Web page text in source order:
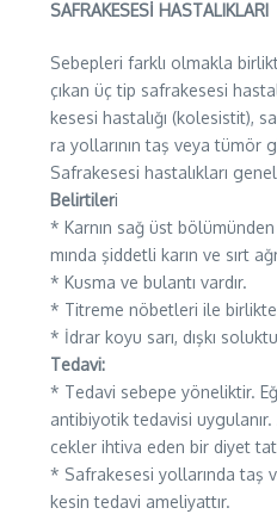
SAFRAKESESİ HASTALIKLARI
Sebepleri farklı olmakla
çıkan üç tip safrakesesi
kesesi hastalığı (kolesistit),
ra yollarının taş veya tümör
Safrakesesi hastalıkları
Belirtileri
* Karnın sağ üst
mında şiddetli karın ve sırt
* Kusma ve bulantı vardır.
* Titreme nöbetleri ile
* İdrar koyu sarı, dışkı
Tedavi:
* Tedavi sebepe yöneliktir.
antibiyotik tedavisi
cekler ihtiva eden bir diyet
* Safrakesesi yollarında taş
kesin tedavi ameliyattır.